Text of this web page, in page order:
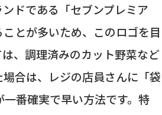
ドである「セブンプレミア
とが多いため、このロゴを目
、調理済みのカット野菜など
合は、レジの店員さんに「袋
番確実で早い方法です。特